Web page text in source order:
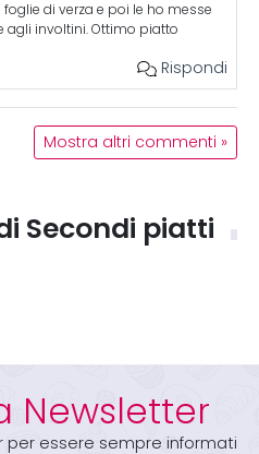
di verza e poi le ho messe
agli involtini. Ottimo piatto
Rispondi
Mostra altri commenti »
Secondi piatti
Newsletter
per essere sempre informati